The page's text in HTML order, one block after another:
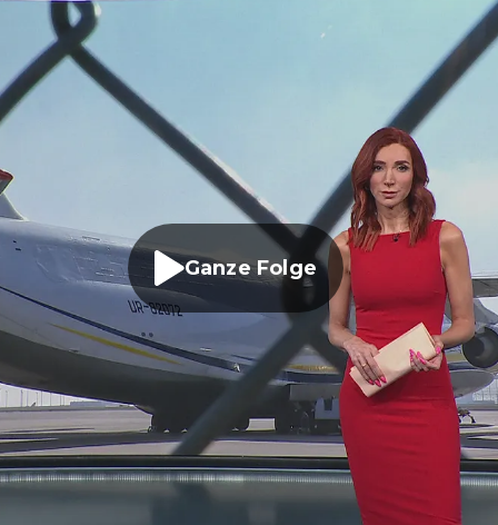
Ganze Folge